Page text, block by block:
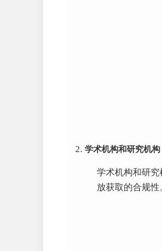
学术机构和研究机构
学术机构和研
放获取的合规性